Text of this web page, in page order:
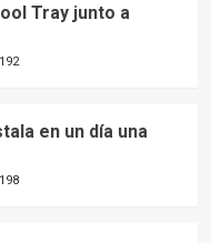
Tray junto a
192
en un día una
198